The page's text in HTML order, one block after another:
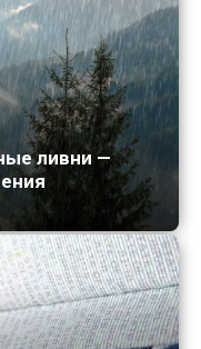
ливни —